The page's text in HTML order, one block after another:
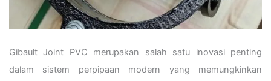
Gibault Joint PVC merupakan salah satu inovasi penting
dalam sistem perpipaan modern yang memungkinkan